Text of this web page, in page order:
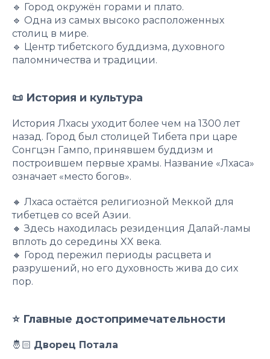
🔹 Город окружён горами и плато.
🔹 Одна из самых высоко расположенных
столиц в мире.
🔹 Центр тибетского буддизма, духовного
паломничества и традиции.
📜 История и культура
История Лхасы уходит более чем на 1300 лет
назад. Город был столицей Тибета при царе
Сонгцэн Гампо, принявшем буддизм и
построившем первые храмы. Название «Лхаса»
означает «место богов».
🔸 Лхаса остаётся религиозной Меккой для
тибетцев со всей Азии.
🔸 Здесь находилась резиденция Далай-ламы
вплоть до середины XX века.
🔸 Город пережил периоды расцвета и
разрушений, но его духовность жива до сих
пор.
⭐️ Главные достопримечательности
🤴🏻 Дворец Потала